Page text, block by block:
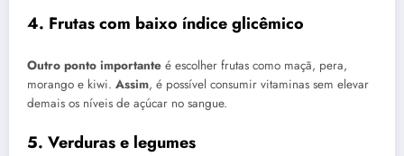
4. Frutas com baixo índice glicêmico
Outro ponto importante é escolher frutas como maçã, pera,
morango e kiwi. Assim, é possível consumir vitaminas sem elevar
demais os níveis de açúcar no sangue.
5. Verduras e legumes